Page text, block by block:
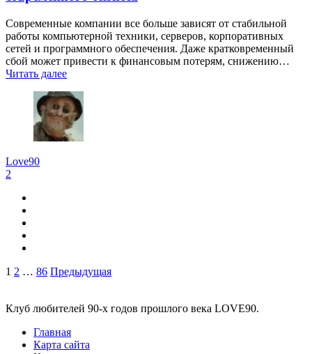
Современные компании все больше зависят от стабильной
работы компьютерной техники, серверов, корпоративных
сетей и программного обеспечения. Даже кратковременный
сбой может привести к финансовым потерям, снижению…
Читать далее
Love90
2
Пагинация
1 2 … 86 Предыдущая
Клуб любителей 90-х годов прошлого века LOVE90.
Главная
Карта сайта